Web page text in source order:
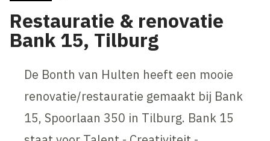
Restauratie & renovatie
Bank 15, Tilburg
De Bonth van Hulten heeft een mooie
renovatie/restauratie gemaakt bij Bank
15, Spoorlaan 350 in Tilburg. Bank 15